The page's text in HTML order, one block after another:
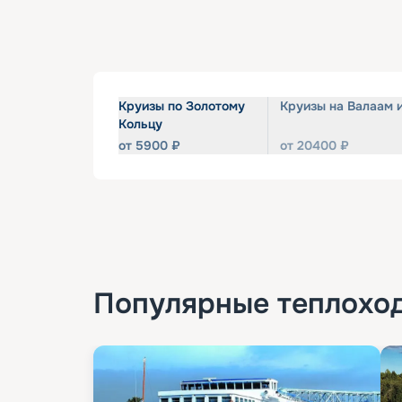
Круизы по Золотому
Кольцу
от 5900 ₽
Круизы на Валаам
от 20400 ₽
Популярные